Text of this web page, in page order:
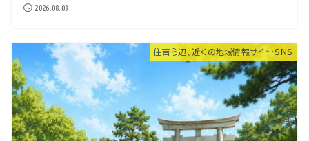
2026.08.03
住吉ら辺、近くの地域情報サイト・SNS